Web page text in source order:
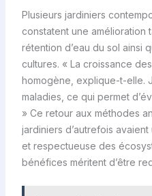
Plusieurs jardiniers
constatent une amélioration
rétention d’eau du sol ainsi
cultures. « La croissance
homogène, explique-t-elle.
maladies, ce qui permet
» Ce retour aux méthodes
jardiniers d’autrefois
et respectueuse des
bénéfices méritent d’être